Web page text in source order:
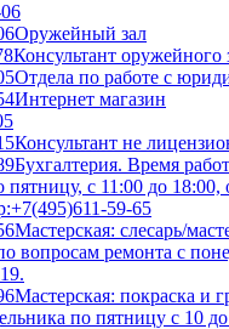
Оружейный зал
Консультант оружейного
Отдела по работе с
Интернет магазин
Консультант не
Бухгалтерия. Время
пятницу, с 11:00 до 18:00,
59-65
Мастерская: слесарь/
вопросам ремонта с
Мастерская: покраска и
по пятницу с 10